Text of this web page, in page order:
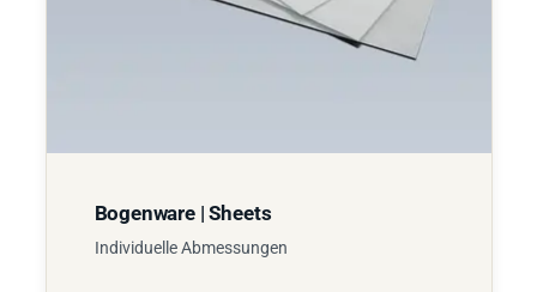
Bogenware | Sheets
Individuelle Abmessungen